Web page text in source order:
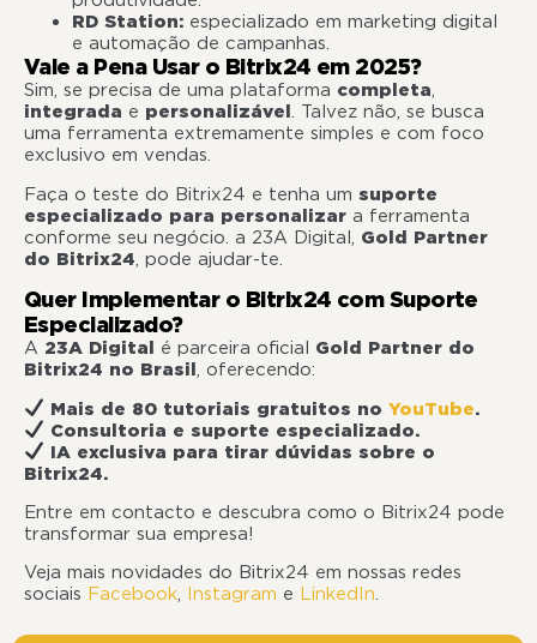
RD Station: especializado em marketing digital
e automação de campanhas.
Vale a Pena Usar o Bitrix24 em 2025?
Sim, se precisa de uma plataforma completa,
integrada e personalizável . Talvez não, se busca
uma ferramenta extremamente simples e com foco
exclusivo em vendas.
Faça o teste do Bitrix24 e tenha um suporte
especializado para personalizar a ferramenta
conforme seu negócio. a 23A Digital, Gold Partner
do Bitrix24, pode ajudar-te.
Quer Implementar o Bitrix24 com Suporte
Especializado?
A 23A Digital é parceira oficial Gold Partner do
Bitrix24 no Brasil, oferecendo:
Mais de 80 tutoriais gratuitos noYouTube.
Consultoria e suporte especializado.
IA exclusiva para tirar dúvidas sobre o
Bitrix24.
Entre em contacto e descubra como o Bitrix24 pode
transformar sua empresa!
Veja mais novidades do Bitrix24 em nossas redes
sociais Facebook, Instagram e LinkedIn.